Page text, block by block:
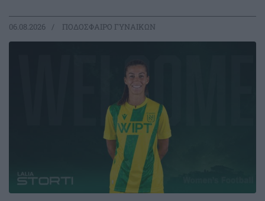
06.08.2026 ΠΟΔΟΣΦΑΙΡΟ ΓΥΝΑΙΚΩΝ